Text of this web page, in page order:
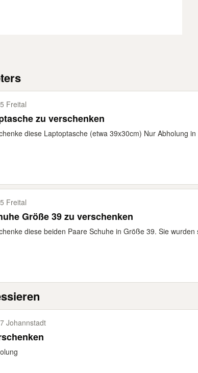
Freital
zu verschenken
diese Laptoptasche (etwa 39x30cm) Nur Abholung in
Freital
Größe 39 zu verschenken
diese beiden Paare Schuhe in Größe 39. Sie
Johannstadt